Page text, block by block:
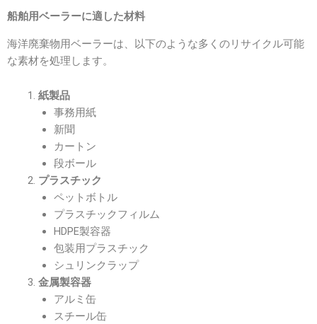
船舶用ベーラーに適した材料
海洋廃棄物用ベーラーは、以下のような多くのリサイクル可能
な素材を処理します。
紙製品
事務用紙
新聞
カートン
段ボール
プラスチック
ペットボトル
プラスチックフィルム
HDPE製容器
包装用プラスチック
シュリンクラップ
金属製容器
アルミ缶
スチール缶